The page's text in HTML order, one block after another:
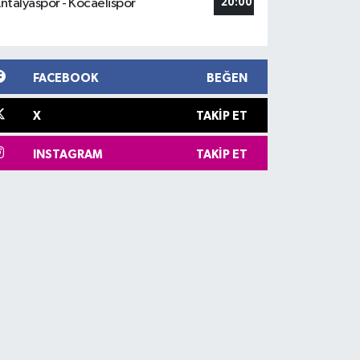
- Kocaelispor 20:00
FACEBOOK BEĞEN
X TAKIP ET
INSTAGRAM TAKIP ET